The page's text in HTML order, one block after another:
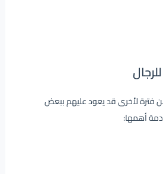
فترة لأخرى قد يعود عليهم ببعض
أهمها: